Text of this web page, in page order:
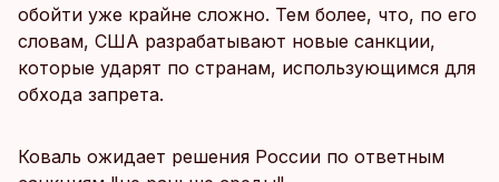
обойти уже крайне сложно. Тем более, что, по его
словам, США разрабатывают новые санкции,
которые ударят по странам, использующимся для
обхода запрета.
Коваль ожидает решения России по ответным